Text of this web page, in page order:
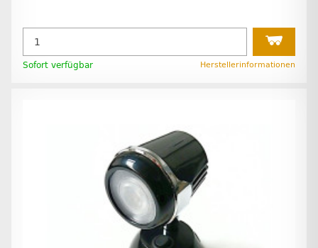
Sofort verfügbar Herstellerinformationen